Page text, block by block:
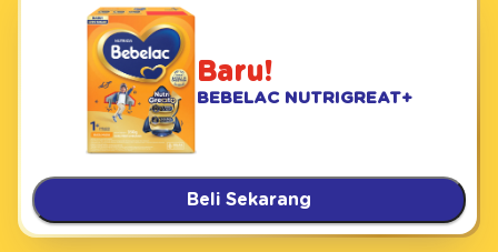
Baru!
BEBELAC NUTRIGREAT+
Beli Sekarang